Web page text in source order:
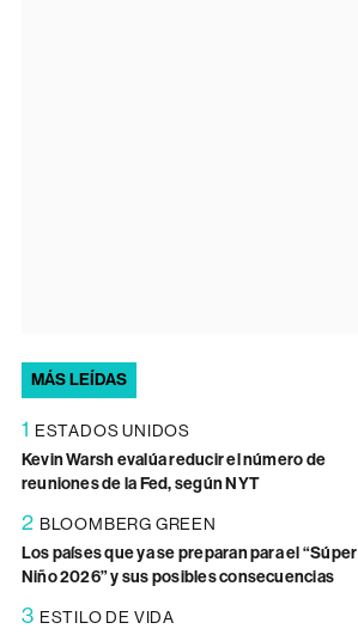
MÁS LEÍDAS
1 ESTADOS UNIDOS
Kevin Warsh evalúa reducir el número de
reuniones de la Fed, según NYT
2 BLOOMBERG GREEN
Los países que ya se preparan para el “Súper
Niño 2026” y sus posibles consecuencias
3 ESTILO DE VIDA